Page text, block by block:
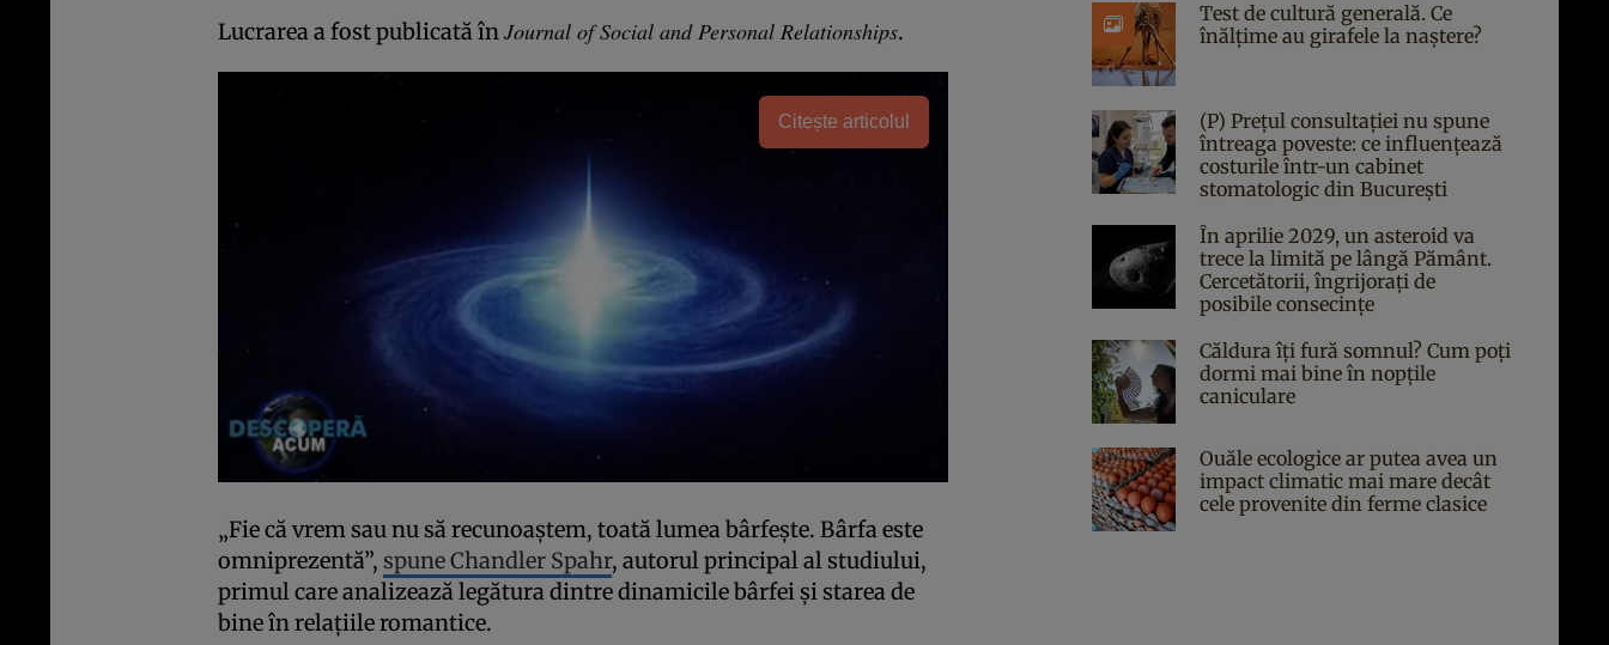
Lucrarea a fost publicată înJournal of Social and Personal Relationships.
Citește articolul
„Fie că vrem sau nu să recunoaștem, toată lumea bârfește. Bârfa este
omniprezentă”, spune Chandler Spahr, autorul principal al studiului,
primul care analizează legătura dintre dinamicile bârfei și starea de
bine în relațiile romantice.
Test de cultură generală. Ce
înălțime au girafele la naștere?
(P) Prețul consultației nu spune
întreaga poveste: ce influențează
costurile într-un cabinet
stomatologic din București
În aprilie 2029, un asteroid va
trece la limită pe lângă Pământ.
Cercetătorii, îngrijorați de
posibile consecințe
Căldura îți fură somnul? Cum poți
dormi mai bine în nopțile
caniculare
Ouăle ecologice ar putea avea un
impact climatic mai mare decât
cele provenite din ferme clasice